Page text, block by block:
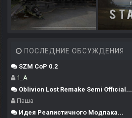
ПОСЛЕДНИЕ ОБСУЖДЕНИЯ
SZM CoP 0.2
1_A
Oblivion Lost Remake Semi Official...
Паша
Идея Реалистичного Модпака...